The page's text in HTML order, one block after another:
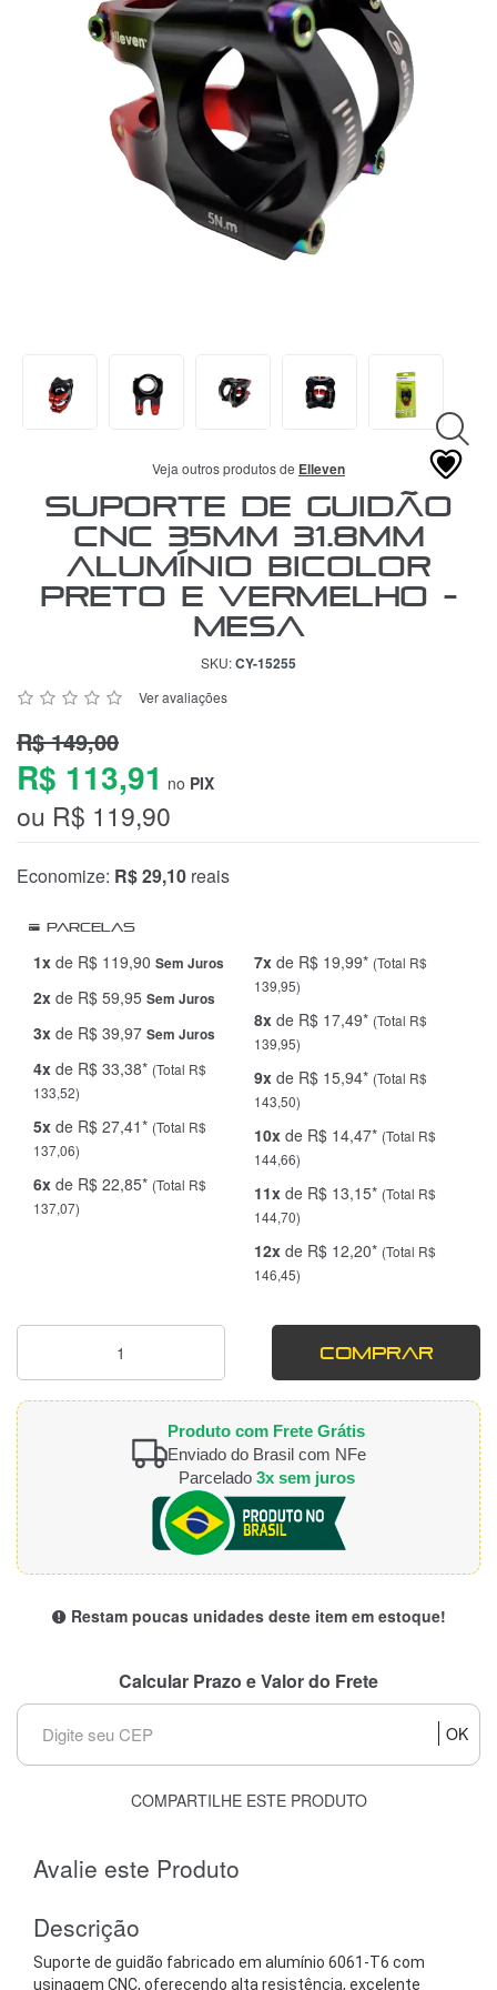
ATENDIMENTO
mensagem
Veja outros produtos de Elleven
Suporte de Guidão
CNC 35mm 31.8mm
Alumínio Bicolor
Preto e Vermelho -
Mesa
SKU:CY-15255
Ver avaliações
R$ 149,00
R$ 113,91 no PIX
ou R$ 119,90
Economize: R$ 29,10 reais
Parcelas
1x de R$ 119,90 Sem Juros
2x de R$ 59,95 Sem Juros
3x de R$ 39,97 Sem Juros
4x de R$ 33,38* (Total R$
133,52)
5x de R$ 27,41* (Total R$
137,06)
6x de R$ 22,85* (Total R$
137,07)
7x de R$ 19,99* (Total R$
139,95)
8x de R$ 17,49* (Total R$
139,95)
9x de R$ 15,94* (Total R$
143,50)
10x de R$ 14,47* (Total R$
144,66)
11x de R$ 13,15* (Total R$
144,70)
12x de R$ 12,20* (Total R$
146,45)
COMPRAR
Produto com Frete Grátis
Enviado do Brasil com NFe
Parcelado 3x sem juros
Restam poucas unidades deste item em estoque!
Calcular Prazo e Valor do Frete
OK
COMPARTILHE ESTE PRODUTO
Avalie este Produto
Descrição
Suporte de guidão fabricado em alumínio 6061-T6 com
usinagem CNC, oferecendo alta resistência, excelente